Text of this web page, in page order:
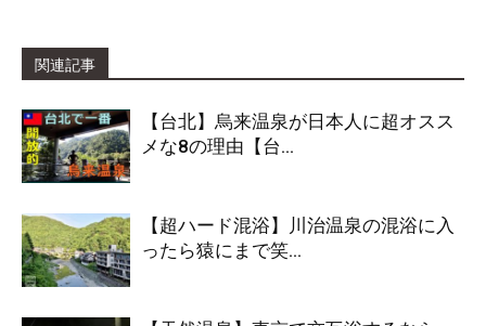
関連記事
【台北】烏来温泉が日本人に超オスス
メな8の理由【台...
【超ハード混浴】川治温泉の混浴に入
ったら猿にまで笑...